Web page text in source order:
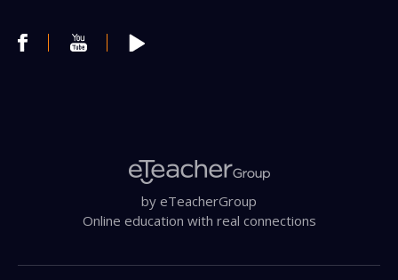
by eTeacherGroup
Online education with real connections